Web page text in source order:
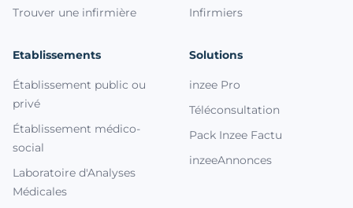
Trouver une infirmière Infirmiers
Etablissements
Établissement public ou
privé
Établissement médico-
social
Laboratoire d'Analyses
Médicales
Solutions
inzee Pro
Téléconsultation
Pack Inzee Factu
inzeeAnnonces